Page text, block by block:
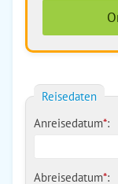
Reisedaten
Anreisedatum*:
Abreisedatum*: